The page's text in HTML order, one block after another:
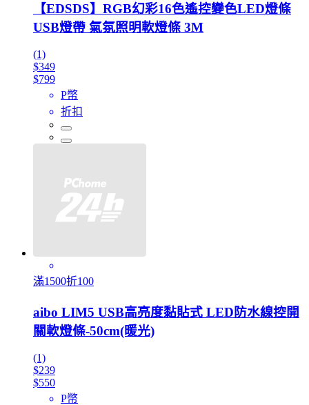
【EDSDS】RGB幻彩16色遙控變色LED燈條
USB燈帶 氣氛照明軟燈條 3M
(1)
$349
$799
P幣
折扣
滿1500折100
aibo LIM5 USB高亮度黏貼式 LED防水線控開
關軟燈條-50cm(暖光)
(1)
$239
$550
P幣